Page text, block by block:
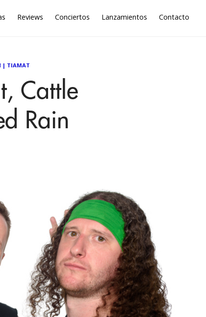
Reviews Conciertos Lanzamientos Contacto
| TIAMAT
Cattle
Rain